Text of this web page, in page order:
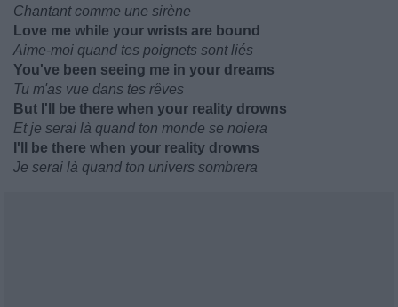
Chantant comme une sirène
Love me while your wrists are bound
Aime-moi quand tes poignets sont liés
You've been seeing me in your dreams
Tu m'as vue dans tes rêves
But I'll be there when your reality drowns
Et je serai là quand ton monde se noiera
I'll be there when your reality drowns
Je serai là quand ton univers sombrera